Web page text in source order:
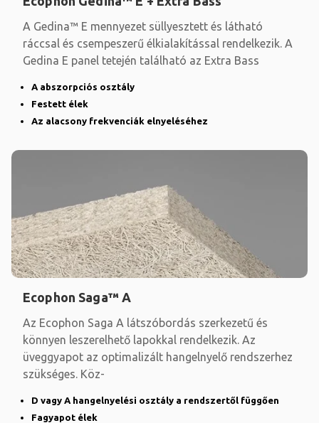
A Gedina™ E mennyezet süllyesztett és látható
ráccsal és csempeszerű élkialakítással rendelkezik. A
Gedina E panel tetején található az Extra Bass
A abszorpciós osztály
Festett élek
Az alacsony frekvenciák elnyeléséhez
Ecophon Saga™ A
Az Ecophon Saga A látszóbordás szerkezetű és
könnyen leszerelhető lapokkal rendelkezik. Az
üveggyapot az optimalizált hangelnyelő rendszerhez
szükséges. Köz-
D vagy A hangelnyelési osztály a rendszertől függően
Fagyapot élek